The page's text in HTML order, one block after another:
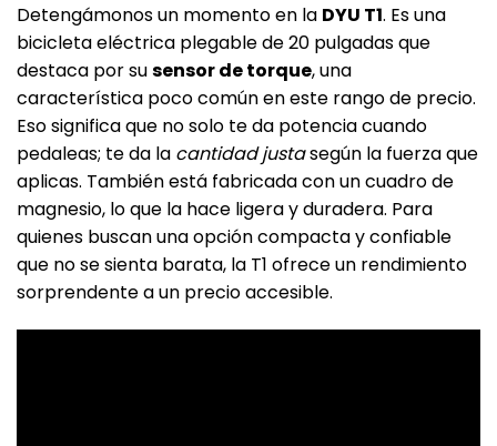
Detengámonos un momento en la DYU T1. Es una
bicicleta eléctrica plegable de 20 pulgadas que
destaca por susensor de torque, una
característica poco común en este rango de precio.
Eso significa que no solo te da potencia cuando
pedaleas; te da la cantidad justasegún la fuerza que
aplicas. También está fabricada con un cuadro de
magnesio, lo que la hace ligera y duradera. Para
quienes buscan una opción compacta y confiable
que no se sienta barata, la T1 ofrece un rendimiento
sorprendente a un precio accesible.